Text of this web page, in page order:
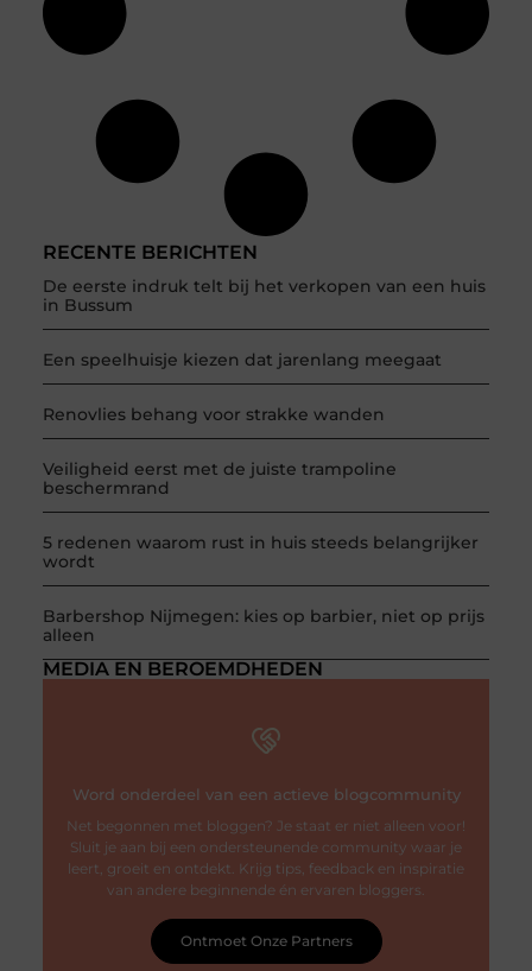
RECENTE BERICHTEN
De eerste indruk telt bij het verkopen van een huis
in Bussum
Een speelhuisje kiezen dat jarenlang meegaat
Renovlies behang voor strakke wanden
Veiligheid eerst met de juiste trampoline
beschermrand
5 redenen waarom rust in huis steeds belangrijker
wordt
Barbershop Nijmegen: kies op barbier, niet op prijs
alleen
MEDIA EN BEROEMDHEDEN
Word onderdeel van een actieve blogcommunity
Net begonnen met bloggen? Je staat er niet alleen voor!
Sluit je aan bij een ondersteunende community waar je
leert, groeit en ontdekt. Krijg tips, feedback en inspiratie
van andere beginnende én ervaren bloggers.
Ontmoet Onze Partners